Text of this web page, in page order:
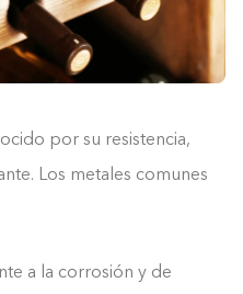
por su resistencia,
Los metales comunes
a la corrosión y de